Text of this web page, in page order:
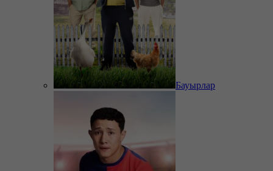
Бауырлар